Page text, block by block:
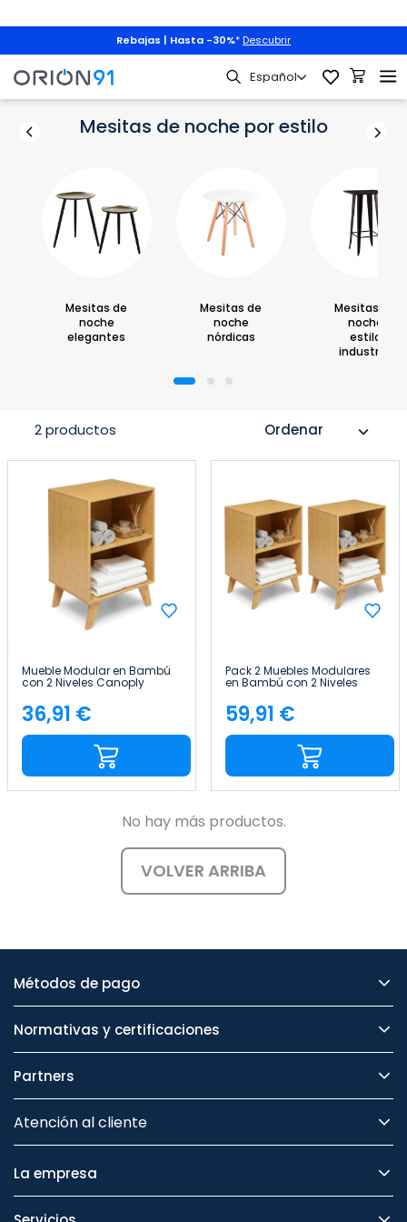
Rebajas | Hasta -30%* Descubrir
Mobiliario Dormitorio Mesitas de Noche Mesitas de
Mesitas de noche por estilo
Mesitas de
noche
elegantes
Mesitas de
noche
nórdicas
Mesitas de
noche
estilo
industrial
1
Ordenar expand_more
2 productos
Mueble Modular en Bambú
con 2 Niveles Canoply
70x45x35cm Thinia Home
Precio
36,91 €
Pack 2 Muebles Modulares
en Bambú con 2 Niveles
Home
Precio
59,91 €
No hay más productos.
VOLVER ARRIBA
Métodos de pago
Normativas y certificaciones
Partners
Atención al cliente
La empresa